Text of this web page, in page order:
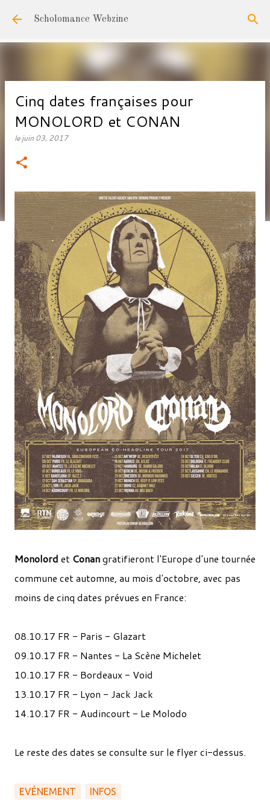
Accéder au contenu principal
Scholomance Webzine
Cinq dates françaises pour
MONOLORD et CONAN
lejuin 03, 2017
Monolord et Conangratifieront l'Europe d'une tournée
commune cet automne, au mois d'octobre, avec pas
moins de cinq dates prévues en France:
08.10.17 FR - Paris - Glazart
09.10.17 FR - Nantes - La Scène Michelet
10.10.17 FR - Bordeaux - Void
13.10.17 FR - Lyon - Jack Jack
14.10.17 FR - Audincourt - Le Molodo
Le reste des dates se consulte sur le flyer ci-dessus.
EVÉNEMENT INFOS